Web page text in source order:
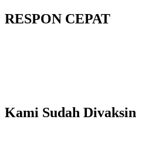
RESPON CEPAT
Kami Sudah Divaksin